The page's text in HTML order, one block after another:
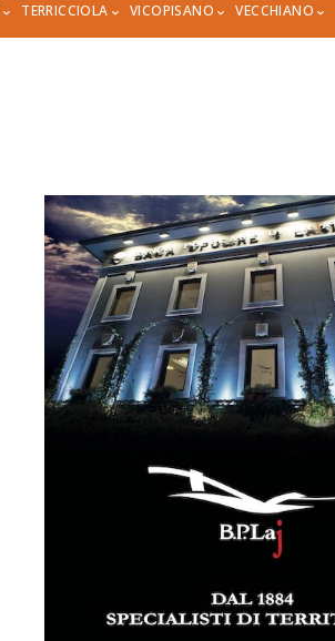
TERRICCIOLA VICOPISANO VECCHIANO